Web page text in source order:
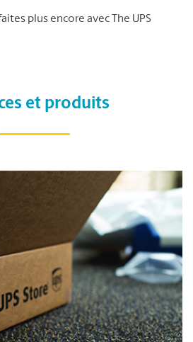
plus encore avec The UPS
et produits